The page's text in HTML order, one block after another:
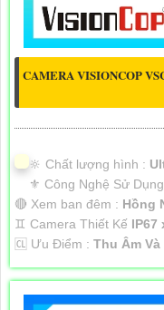
CAMERA VISIONCOP
🔆 Chất lượng hình :
⚜️ Công Nghệ Sử
🔴 Xem ban đêm : Hồng
♊ Camera Thiết Kế IP67
️🆑 Ưu Điểm : Thu Âm Và